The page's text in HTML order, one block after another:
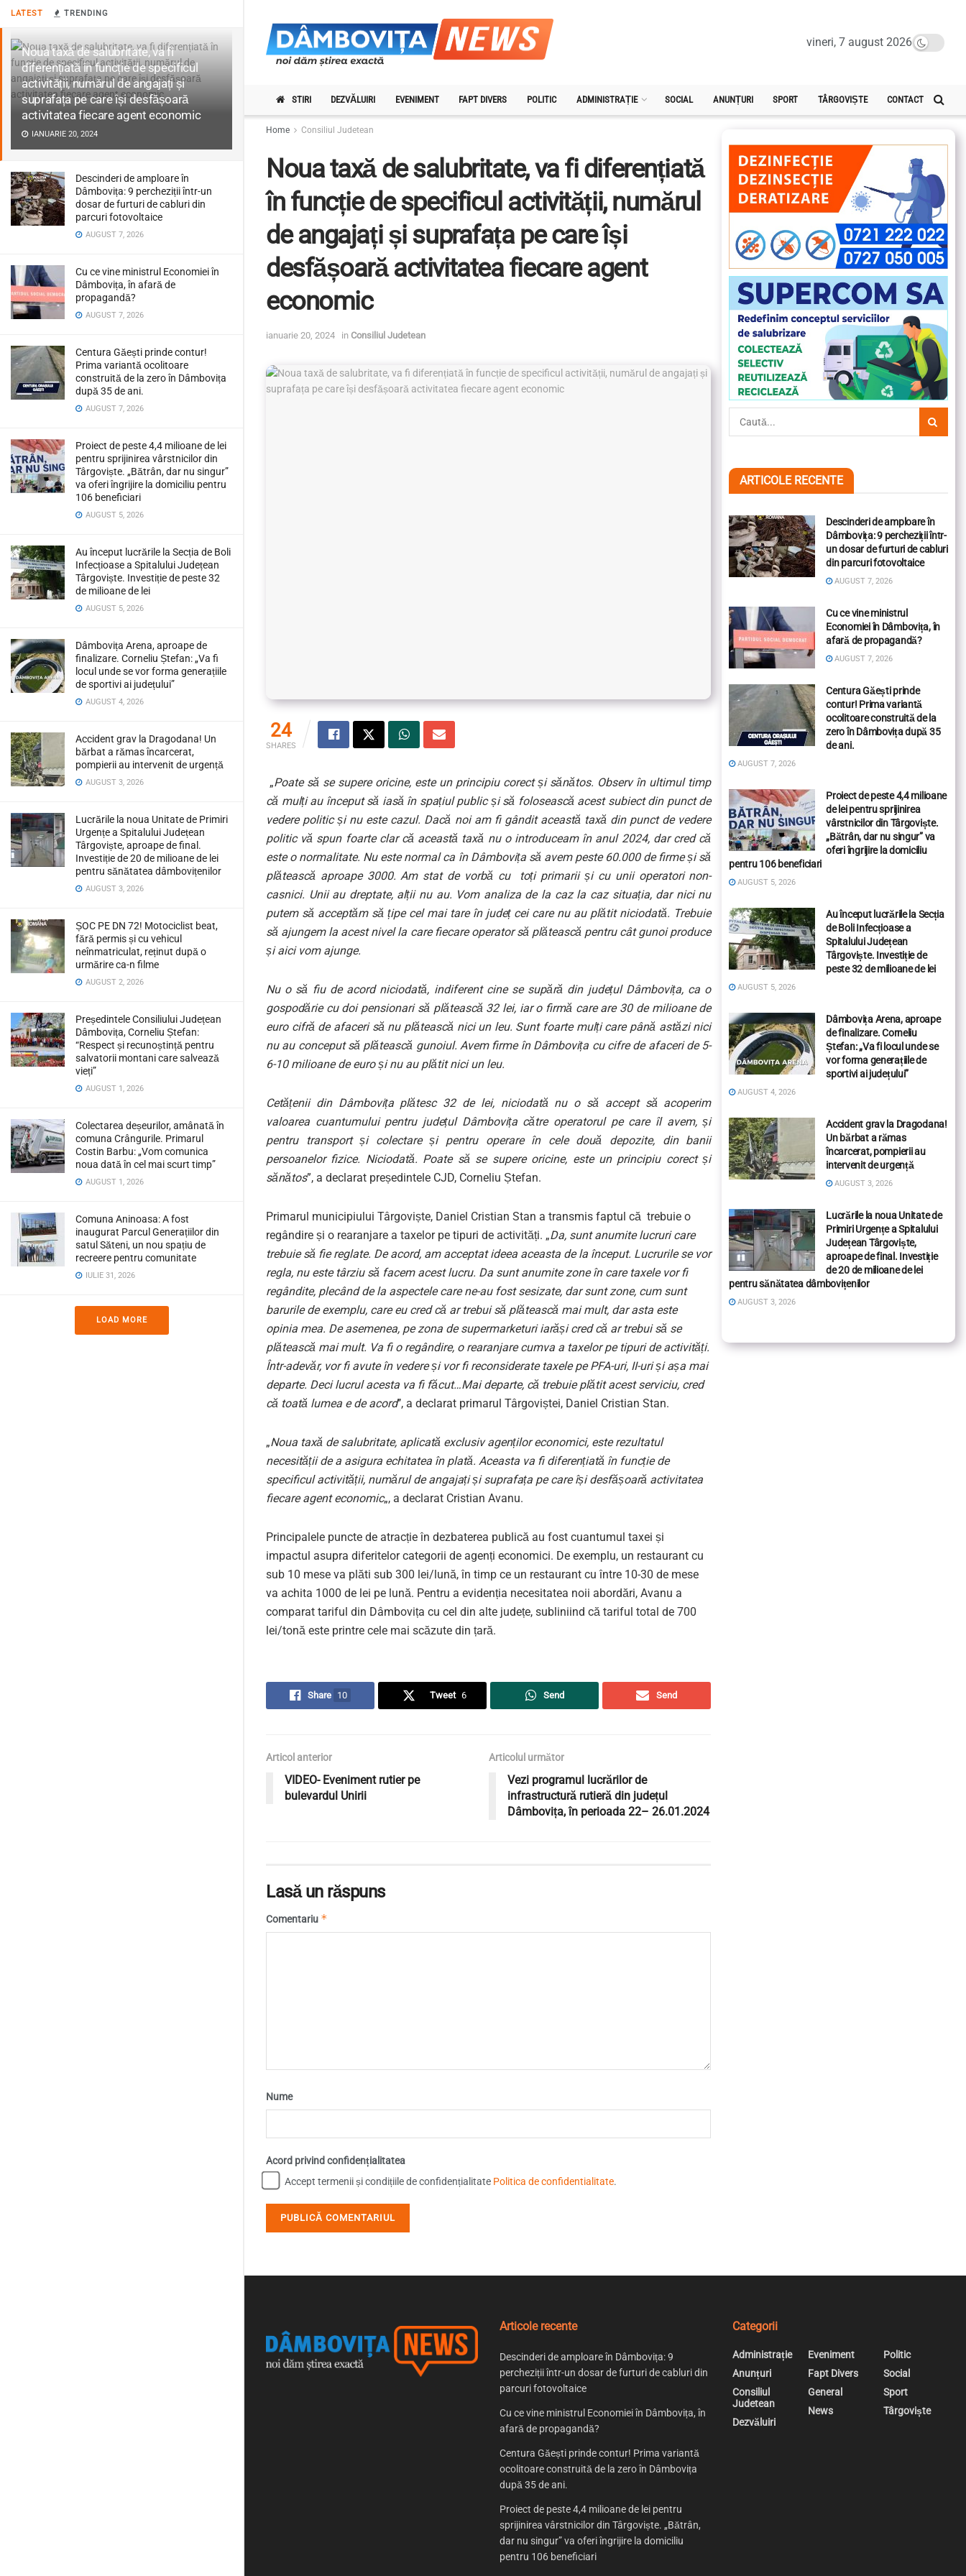
LATEST TRENDING
Noua taxă de salubritate, va fi
diferențiată în funcție de specificul
activității, numărul de angajați și
suprafața pe care își desfășoară
activitatea fiecare agent economic
IANUARIE 20, 2024
Descinderi de amploare în
Dâmbovița: 9 percheziții într-un
dosar de furturi de cabluri din
parcuri fotovoltaice
AUGUST 7, 2026
Cu ce vine ministrul Economiei în
Dâmbovița, în afară de
propagandă?
AUGUST 7, 2026
Centura Găești prinde contur!
Prima variantă ocolitoare
construită de la zero în Dâmbovița
după 35 de ani.
AUGUST 7, 2026
Proiect de peste 4,4 milioane de lei
pentru sprijinirea vârstnicilor din
Târgoviște. „Bătrân, dar nu singur”
va oferi îngrijire la domiciliu pentru
106 beneficiari
AUGUST 5, 2026
Au început lucrările la Secția de Boli
Infecțioase a Spitalului Județean
Târgoviște. Investiție de peste 32
de milioane de lei
AUGUST 5, 2026
Dâmbovița Arena, aproape de
finalizare. Corneliu Ștefan: „Va fi
locul unde se vor forma generațiile
de sportivi ai județului”
AUGUST 4, 2026
Accident grav la Dragodana! Un
bărbat a rămas încarcerat,
pompierii au intervenit de urgență
AUGUST 3, 2026
Lucrările la noua Unitate de Primiri
Urgențe a Spitalului Județean
Târgoviște, aproape de final.
Investiție de 20 de milioane de lei
pentru sănătatea dâmbovițenilor
AUGUST 3, 2026
ȘOC PE DN 72! Motociclist beat,
fără permis și cu vehicul
neînmatriculat, reținut după o
urmărire ca-n filme
AUGUST 2, 2026
Președintele Consiliului Județean
Dâmbovița, Corneliu Ștefan:
“Respect și recunoștință pentru
salvatorii montani care salvează
vieți”
AUGUST 1, 2026
Colectarea deșeurilor, amânată în
comuna Crângurile. Primarul
Costin Barbu: „Vom comunica
noua dată în cel mai scurt timp”
AUGUST 1, 2026
Comuna Aninoasa: A fost
inaugurat Parcul Generațiilor din
satul Săteni, un nou spațiu de
recreere pentru comunitate
IULIE 31, 2026
LOAD MORE
vineri, 7 august 2026
STIRI DEZVĂLUIRI EVENIMENT FAPT DIVERS POLITIC ADMINISTRAȚIE SOCIAL ANUNȚURI SPORT TÂRGOVIȘTE CONTACT
Home Consiliul Judetean
Noua taxă de salubritate, va fi diferențiată
în funcție de specificul activității, numărul
de angajați și suprafața pe care își
desfășoară activitatea fiecare agent
economic
ianuarie 20, 2024 in Consiliul Judetean
24
SHARES
„Poate să se supere oricine, este un principiu corect și sănătos. Observ în ultimul timp
că mulți au început să iasă în spațiul public și să folosească acest subiect din punct de
vedere politic și nu este cazul. Dacă noi am fi gândit această taxă din punct de vedere
politic vă spun foarte clar că această taxă nu o introduceam în anul 2024, dar cred că
este o normalitate. Nu este normal ca în Dâmbovița să avem peste 60.000 de firme și să
plătească aproape 3000. Am stat de vorbă cu toți primarii și cu unii operatori non-
casnici. Unii au dreptate, alții nu au. Vom analiza de la caz la caz situația, dar nici nu
putem să acceptăm să țipe cel mai tare în județ cei care nu au plătit niciodată. Trebuie
să ajungem la acest nivel la care fiecare operator să plătească pentru cât gunoi produce
și aici vom ajunge.
Nu o să fiu de acord niciodată, indiferent cine se supără din județul Dâmbovița, ca o
gospodărie cu doi pensionari să plătească 32 lei, iar o firmă care are 30 de milioane de
euro cifră de afaceri să nu plătească nici un leu. Sunt foarte mulți care până astăzi nici
nu au conceput să plătească gunoiul. Avem firme în Dâmbovița cu cifre de afaceri de 5-
6-10 milioane de euro și nu au plătit nici un leu.
Cetățenii din Dâmbovița plătesc 32 de lei, niciodată nu o să accept să acoperim
valoarea cuantumului pentru județul Dâmbovița către operatorul pe care îl avem, și
pentru transport și colectare și pentru operare în cele două depozite, din banii
persoanelor fizice. Niciodată. Poate să se supere oricine, este un principiu corect și
sănătos”, a declarat președintele CJD, Corneliu Ștefan.
Primarul municipiului Târgoviște, Daniel Cristian Stan a transmis faptul că trebuie o
regândire și o rearanjare a taxelor pe tipuri de activități. „Da, sunt anumite lucruri care
trebuie să fie reglate. De acord, am acceptat ideea aceasta de la început. Lucrurile se vor
regla, nu este târziu să facem acest lucru. Da sunt anumite zone în care taxele vor fi
regândite, plecând de la aspectele care ne-au fost sesizate, dar sunt zone, cum sunt
barurile de exemplu, care eu cred că ar trebui să plătească mai mult, dar asta este
opinia mea. De asemenea, pe zona de supermarketuri iarăși cred că ar trebui să se
plătească mai mult. Va fi o regândire, o rearanjare cumva a taxelor pe tipuri de activități.
Într-adevăr, vor fi avute în vedere și vor fi reconsiderate taxele pe PFA-uri, II-uri și așa mai
departe. Deci lucrul acesta va fi făcut…Mai departe, că trebuie plătit acest serviciu, cred
că toată lumea e de acord’’, a declarat primarul Târgoviștei, Daniel Cristian Stan.
„Noua taxă de salubritate, aplicată exclusiv agenților economici, este rezultatul
necesității de a asigura echitatea în plată. Aceasta va fi diferențiată în funcție de
specificul activității, numărul de angajați și suprafața pe care își desfășoară activitatea
fiecare agent economic„, a declarat Cristian Avanu.
Principalele puncte de atracție în dezbaterea publică au fost cuantumul taxei și
impactul asupra diferitelor categorii de agenți economici. De exemplu, un restaurant cu
sub 10 mese va plăti sub 300 lei/lună, în timp ce un restaurant cu între 10-30 de mese
va achita 1000 de lei pe lună. Pentru a evidenția necesitatea noii abordări, Avanu a
comparat tariful din Dâmbovița cu cel din alte județe, subliniind că tariful total de 700
lei/tonă este printre cele mai scăzute din țară.
Share 10 Tweet 6 Send Send
Articol anterior
VIDEO- Eveniment rutier pe
bulevardul Unirii
Articolul următor
Vezi programul lucrărilor de
infrastructură rutieră din județul
Dâmbovița, în perioada 22– 26.01.2024
Lasă un răspuns
Comentariu *
Nume
Acord privind confidențialitatea
Accept termenii și condițiile de confidențialitate Politica de confidentialitate.
ARTICOLE RECENTE
Descinderi de amploare în
Dâmbovița: 9 percheziții într-
un dosar de furturi de cabluri
din parcuri fotovoltaice
AUGUST 7, 2026
Cu ce vine ministrul
Economiei în Dâmbovița, în
afară de propagandă?
AUGUST 7, 2026
Centura Găești prinde
contur! Prima variantă
ocolitoare construită de la
zero în Dâmbovița după 35
de ani.
AUGUST 7, 2026
Proiect de peste 4,4 milioane
de lei pentru sprijinirea
vârstnicilor din Târgoviște.
„Bătrân, dar nu singur” va
oferi îngrijire la domiciliu
pentru 106 beneficiari
AUGUST 5, 2026
Au început lucrările la Secția
de Boli Infecțioase a
Spitalului Județean
Târgoviște. Investiție de
peste 32 de milioane de lei
AUGUST 5, 2026
Dâmbovița Arena, aproape
de finalizare. Corneliu
Ștefan: „Va fi locul unde se
vor forma generațiile de
sportivi ai județului”
AUGUST 4, 2026
Accident grav la Dragodana!
Un bărbat a rămas
încarcerat, pompierii au
intervenit de urgență
AUGUST 3, 2026
Lucrările la noua Unitate de
Primiri Urgențe a Spitalului
Județean Târgoviște,
aproape de final. Investiție
de 20 de milioane de lei
pentru sănătatea dâmbovițenilor
AUGUST 3, 2026
Articole recente
Descinderi de amploare în Dâmbovița: 9
percheziții într-un dosar de furturi de cabluri din
parcuri fotovoltaice
Cu ce vine ministrul Economiei în Dâmbovița, în
afară de propagandă?
Centura Găești prinde contur! Prima variantă
ocolitoare construită de la zero în Dâmbovița
după 35 de ani.
Proiect de peste 4,4 milioane de lei pentru
sprijinirea vârstnicilor din Târgoviște. „Bătrân,
dar nu singur” va oferi îngrijire la domiciliu
pentru 106 beneficiari
Categorii
Administrație
Anunțuri
Consiliul
Judetean
Dezvăluiri
Eveniment
Fapt Divers
General
News
Politic
Social
Sport
Târgoviște